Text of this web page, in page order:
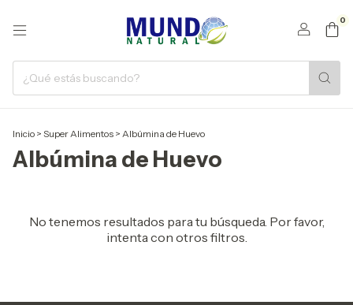
0
Inicio > Super Alimentos > Albúmina de Huevo
Albúmina de Huevo
No tenemos resultados para tu búsqueda. Por favor,
intenta con otros filtros.